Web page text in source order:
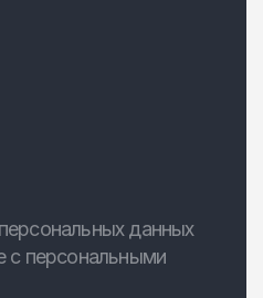
данных
с персональными